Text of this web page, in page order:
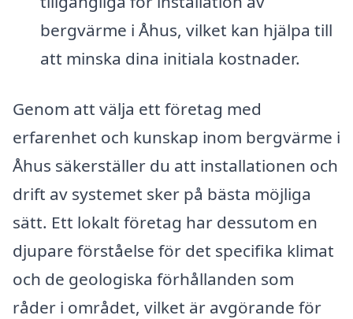
bergvärme i Åhus, vilket kan hjälpa till
att minska dina initiala kostnader.
Genom att välja ett företag med
erfarenhet och kunskap inom bergvärme i
Åhus säkerställer du att installationen och
drift av systemet sker på bästa möjliga
sätt. Ett lokalt företag har dessutom en
djupare förståelse för det specifika klimat
och de geologiska förhållanden som
råder i området, vilket är avgörande för